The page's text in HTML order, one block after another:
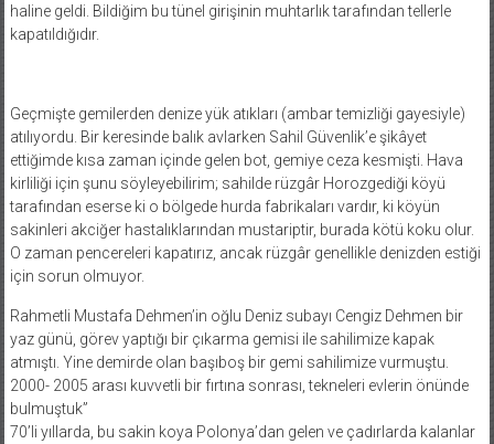
haline geldi. Bildiğim bu tünel girişinin muhtarlık tarafından tellerle
kapatıldığıdır.
Geçmişte gemilerden denize yük atıkları (ambar temizliği gayesiyle)
atılıyordu. Bir keresinde balık avlarken Sahil Güvenlik’e şikâyet
ettiğimde kısa zaman içinde gelen bot, gemiye ceza kesmişti. Hava
kirliliği için şunu söyleyebilirim; sahilde rüzgâr Horozgediği köyü
tarafından eserse ki o bölgede hurda fabrikaları vardır, ki köyün
sakinleri akciğer hastalıklarından mustariptir, burada kötü koku olur.
O zaman pencereleri kapatırız, ancak rüzgâr genellikle denizden estiği
için sorun olmuyor.
Rahmetli Mustafa Dehmen’in oğlu Deniz subayı Cengiz Dehmen bir
yaz günü, görev yaptığı bir çıkarma gemisi ile sahilimize kapak
atmıştı. Yine demirde olan başıboş bir gemi sahilimize vurmuştu.
2000- 2005 arası kuvvetli bir fırtına sonrası, tekneleri evlerin önünde
bulmuştuk”
70’li yıllarda, bu sakin koya Polonya’dan gelen ve çadırlarda kalanlar